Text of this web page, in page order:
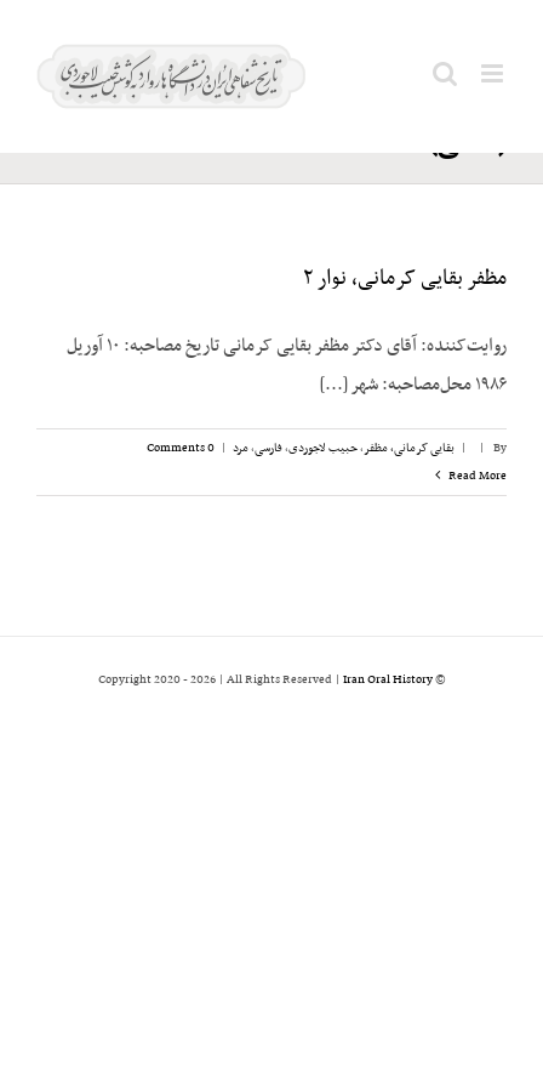
مردم
(اصلی)
مظفر بقایی کرمانی، نوار ۲
روایت‌کننده: آقای دکتر مظفر بقایی کرمانی تاریخ مصاحبه: ۱۰ آوریل
۱۹۸۶ محل‌مصاحبه: شهر [...]
By
|
| بقایی کرمانی، مظفر,حبیب لاجوردی,فارسی,مرد |
0 Comments
Read More
© Copyright 2020 -
2026 | All Rights Reserved | Iran Oral History